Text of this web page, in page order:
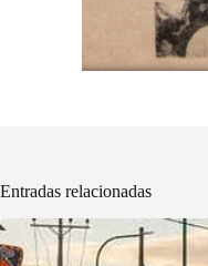
Entradas relacionadas